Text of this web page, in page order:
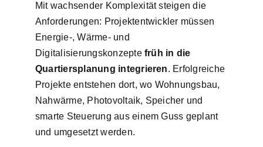
Mit wachsender Komplexität steigen die
Anforderungen: Projektentwickler müssen
Energie-, Wärme- und
Digitalisierungskonzepte früh in die
Quartiersplanung integrieren. Erfolgreiche
Projekte entstehen dort, wo Wohnungsbau,
Nahwärme, Photovoltaik, Speicher und
smarte Steuerung aus einem Guss geplant
und umgesetzt werden.